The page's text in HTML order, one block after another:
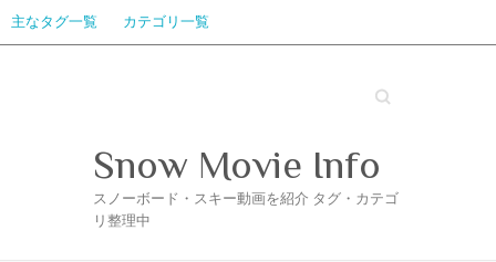
主なタグ一覧 カテゴリ一覧
Search
Snow Movie Info
スノーボード・スキー動画を紹介 タグ・カテゴ
リ整理中